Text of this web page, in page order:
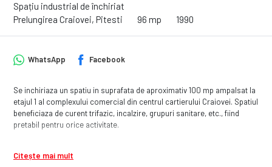
Spațiu industrial de închiriat
Prelungirea Craiovei, Pitesti
96 mp 1990
WhatsApp Facebook
Se inchiriaza un spatiu in suprafata de aproximativ 100 mp ampalsat la
etajul 1 al complexului comercial din centrul cartierului Craiovei. Spatiul
beneficiaza de curent trifazic, incalzire, grupuri sanitare, etc., fiind
pretabil pentru orice activitate.
Citește mai mult